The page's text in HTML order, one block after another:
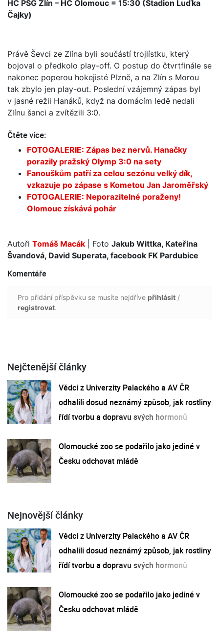
HC PSG Zlín – HC Olomouc = 15:30 (Stadion Luďka
Čajky)
Právě Ševci ze Zlína byli součástí trojlístku, který
bojoval o předkolo play-off. O postup do čtvrtfinále se
nakonec poperou hokejisté Plzně, a na Zlín s Morou
tak zbylo jen play-out. Poslední vzájemný zápas byl
v jasné režii Hanáků, když na domácím ledě nedali
Zlínu šanci a zvítězili 3:0.
Čtěte více:
FOTOGALERIE: Zápas bez nervů. Hanačky
porazily pražský Olymp 3:0 na sety
Fanouškům patří za celou sezónu velký dík,
vzkazuje po zápase s Kometou Jan Jaroměřský
FOTOGALERIE: Neporazitelné poraženy!
Olomouc získává pohár
Autoři Tomáš Macák | Foto Jakub Wittka, Kateřina
Švandová, David Superata, facebook FK Pardubice
Komentáře
Pro přidání příspěvku se musíte nejdříve přihlásit /
registrovat.
Nejčtenější články
Vědci z Univerzity Palackého a AV ČR
odhalili dosud neznámý způsob, jak rostliny
řídí tvorbu a dopravu svých hormonů
Olomoucké zoo se podařilo jako jediné v
Česku odchovat mládě
Nejnovější články
Vědci z Univerzity Palackého a AV ČR
odhalili dosud neznámý způsob, jak rostliny
řídí tvorbu a dopravu svých hormonů
Olomoucké zoo se podařilo jako jediné v
Česku odchovat mládě